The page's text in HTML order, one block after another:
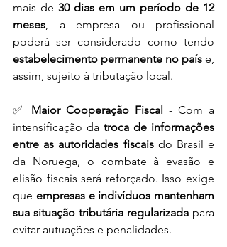
mais de 30 dias em um período de 12
meses, a empresa ou profissional
estabelecimento permanente no país e,
assim, sujeito à tributação local.
✅ Maior Cooperação Fiscal
- Com a
intensificação da troca de informações
entre as autoridades fiscais do Brasil e
da Noruega, o combate à evasão e
elisão fiscais será reforçado. Isso exige
que empresas e indivíduos mantenham
sua situação tributária regularizada para
evitar autuações e penalidades.